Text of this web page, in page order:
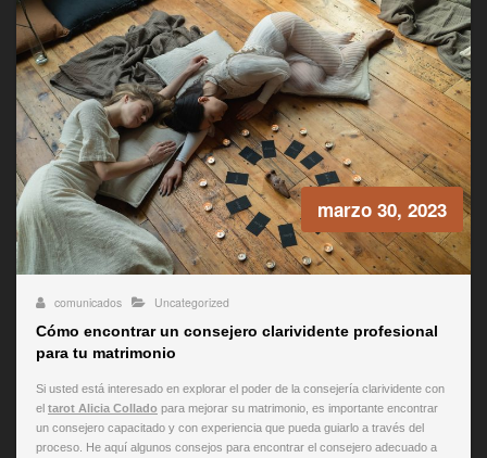
marzo 30, 2023
comunicados
Uncategorized
Cómo encontrar un consejero clarividente profesional
para tu matrimonio
Si usted está interesado en explorar el poder de la consejería clarividente con
el tarot Alicia Collado para mejorar su matrimonio, es importante encontrar
un consejero capacitado y con experiencia que pueda guiarlo a través del
proceso. He aquí algunos consejos para encontrar el consejero adecuado a